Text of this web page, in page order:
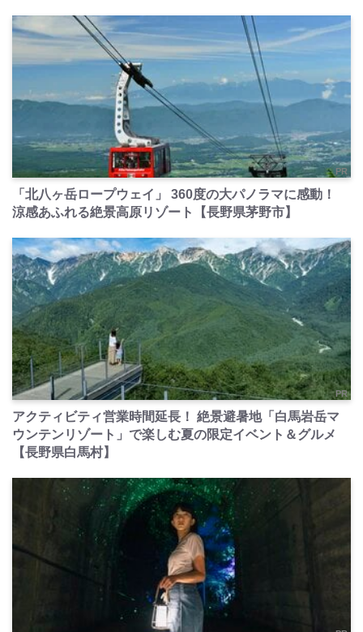
PR
「北八ヶ岳ロープウェイ」 360度の大パノラマに感動！
涼感あふれる絶景高原リゾート【長野県茅野市】
PR
アクティビティ営業時間延長！ 絶景避暑地「白馬岩岳マ
ウンテンリゾート」で楽しむ夏の限定イベント＆グルメ
【長野県白馬村】